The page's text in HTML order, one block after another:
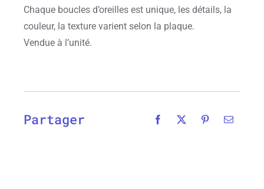
Chaque boucles d’oreilles est unique, les détails, la
couleur, la texture varient selon la plaque.
Vendue à l’unité.
Partager